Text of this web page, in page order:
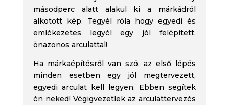
másodperc alatt alakul ki a márkádról
alkotott kép. Tegyél róla hogy egyedi és
emlékezetes legyél egy jól felépített,
önazonos arculattal!
Ha márkaépítésről van szó, az első lépés
minden esetben egy jól megtervezett,
egyedi arculat kell legyen. Ebben segítek
én neked! Végigvezetlek az arculattervezés